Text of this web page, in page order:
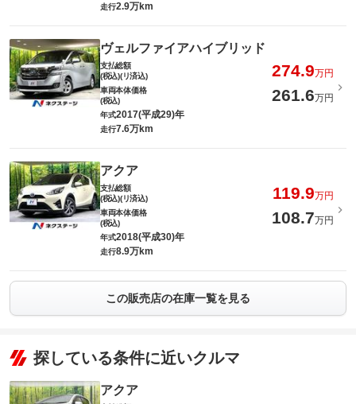
走行2.9万km
ヴェルファイアハイブリッド
支払総額
(税込)(リ済込)
274.9万円
車両本体価格
(税込)
261.6万円
年式2017(平成29)年
走行7.6万km
アクア
支払総額
(税込)(リ済込)
119.9万円
車両本体価格
(税込)
108.7万円
年式2018(平成30)年
走行8.9万km
この販売店の在庫一覧を見る
探している条件に近いクルマ
アクア